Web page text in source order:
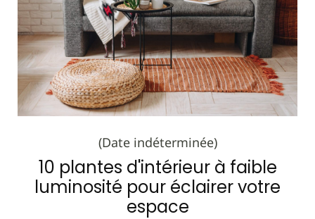
(Date indéterminée)
10 plantes d'intérieur à faible
luminosité pour éclairer votre
espace